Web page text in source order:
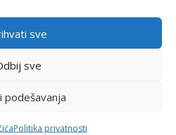
sve
sve
podešavanja
Politika privatnosti